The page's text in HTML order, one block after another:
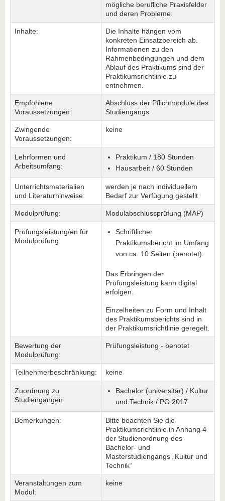
mögliche berufliche Praxisfelder
und deren Probleme.
Inhalte:
Die Inhalte hängen vom
konkreten Einsatzbereich ab.
Informationen zu den
Rahmenbedingungen und dem
Ablauf des Praktikums sind der
Praktikumsrichtlinie zu
entnehmen.
Empfohlene
Voraussetzungen:
Abschluss der Pflichtmodule des
Studiengangs
Zwingende
Voraussetzungen:
keine
Lehrformen und
Arbeitsumfang:
Praktikum / 180 Stunden
Hausarbeit / 60 Stunden
Unterrichtsmaterialien
und Literaturhinweise:
werden je nach individuellem
Bedarf zur Verfügung gestellt
Modulprüfung: Modulabschlussprüfung (MAP)
Prüfungsleistung/en für
Modulprüfung:
Schriftlicher
Praktikumsbericht im Umfang
von ca. 10 Seiten (benotet).
Das Erbringen der
Prüfungsleistung kann digital
erfolgen.
Einzelheiten zu Form und Inhalt
des Praktikumsberichts sind in
der Praktikumsrichtlinie geregelt.
Bewertung der
Modulprüfung:
Prüfungsleistung - benotet
Teilnehmerbeschränkung: keine
Zuordnung zu
Studiengängen:
Bachelor (universitär) / Kultur
und Technik / PO 2017
Bemerkungen:
Bitte beachten Sie die
Praktikumsrichtlinie in Anhang 4
der Studienordnung des
Bachelor- und
Masterstudiengangs „Kultur und
Technik“
Veranstaltungen zum
Modul:
keine